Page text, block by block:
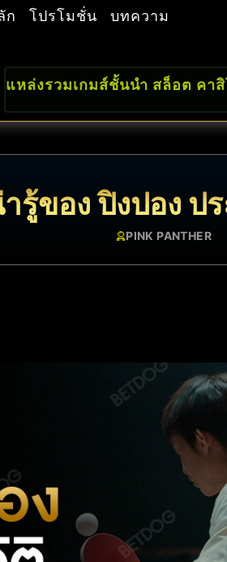
ก โปรโมชั่น บทความ
แหล่งรวมเกมส์ชั้นนำ สล็อต คา
ารู้ของ ปิงปอง ป
PINK PANTHER